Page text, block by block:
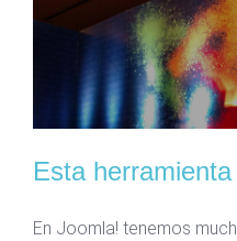
Esta herramienta
En Joomla! tenemos